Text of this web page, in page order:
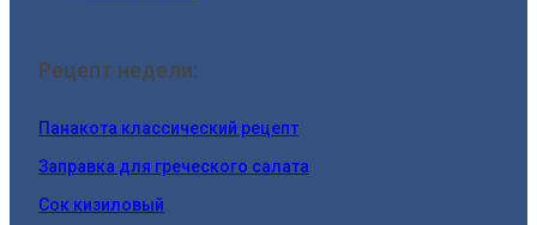
Рецепт недели:
Панакота классический рецепт
Заправка для греческого салата
Сок кизиловый